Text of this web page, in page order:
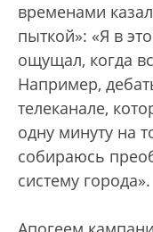
временами
пыткой»: «Я в
ощущал, когда
Например,
телеканале,
одну минуту на
собираюсь
систему города».